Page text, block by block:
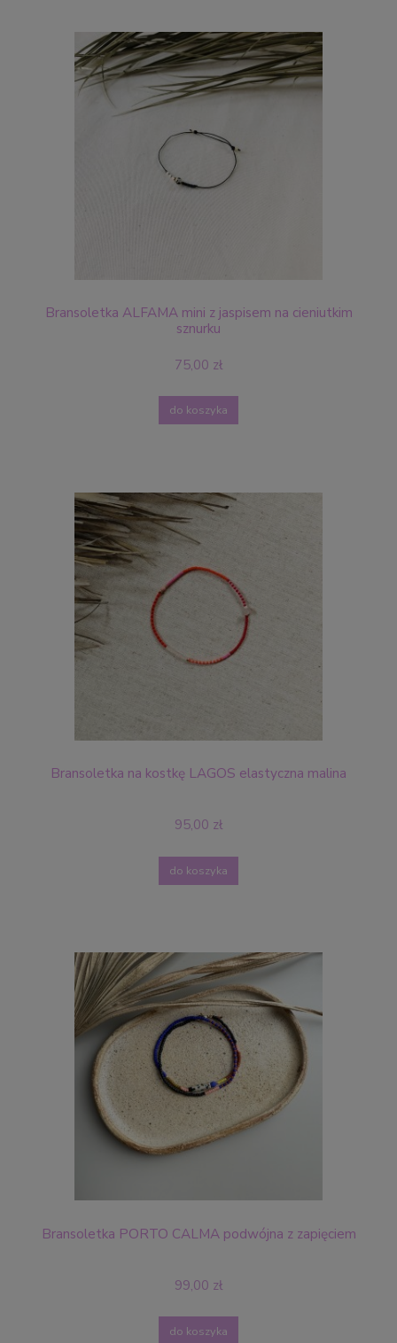
Bransoletka ALFAMA mini z jaspisem na cieniutkim
sznurku
75,00 zł
do koszyka
Bransoletka na kostkę LAGOS elastyczna malina
95,00 zł
do koszyka
Bransoletka PORTO CALMA podwójna z zapięciem
99,00 zł
do koszyka